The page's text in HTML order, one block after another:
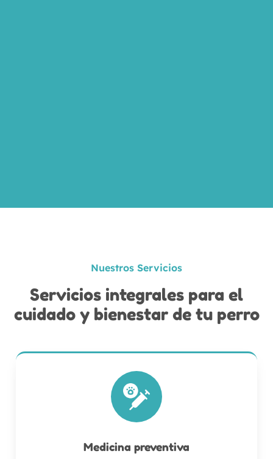
Nuestros Servicios
Servicios integrales para el
cuidado y bienestar de tu perro
Medicina preventiva